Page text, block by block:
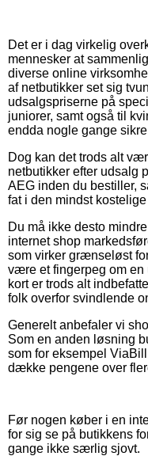
Det er i dag virkelig
mennesker at
diverse online
af netbutikker set sig
udsalgspriserne på
juniorer, samt også til
endda nogle gange
Dog kan det trods alt
netbutikker efter udsalg
AEG inden du bestiller,
fat i den mindst
Du må ikke desto
internet shop
som virker grænseløst
være et fingerpeg om
kort er trods alt
folk overfor svindlende
Generelt anbefaler vi
Som en anden løsning
som for eksempel
dække pengene over
Før nogen køber i en
for sig se på butikkens
gange ikke særlig sjovt.